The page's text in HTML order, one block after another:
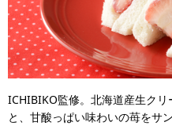
ICHIBIKO監修。北海道産生ク
と、甘酸っぱい味わいの苺をサ